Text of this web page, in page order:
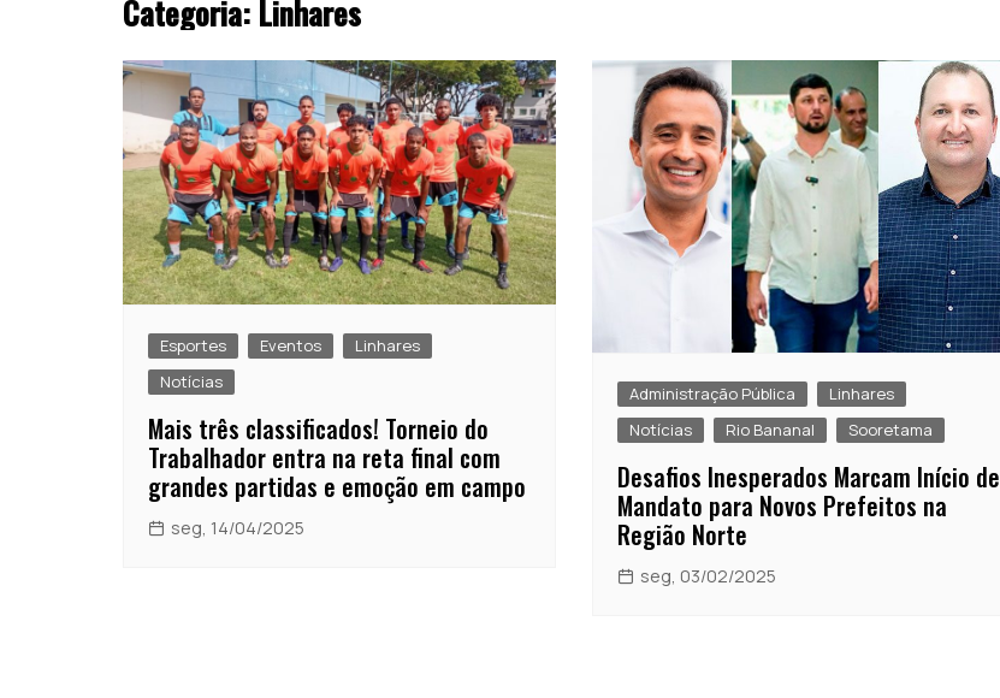
Categoria: Linhares
Esportes Eventos
Linhares
Notícias
Mais três classificados! Torneio do
Trabalhador entra na reta final com
grandes partidas e emoção em campo
seg, 14/04/2025
Administração Pública
Linhares
Notícias
Rio Bananal Sooretama
Desafios Inesperados Marcam Início de
Mandato para Novos Prefeitos na
Região Norte
seg, 03/02/2025